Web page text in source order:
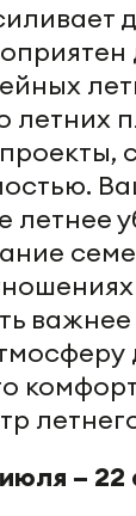
летних
летнее
– 22